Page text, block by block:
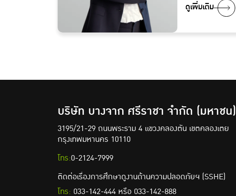
ดูเพิ่มเติม
บริษัท บางจาก ศรีราชา จำกัด (มหาชน)
3195/21-29 ถนนพระราม 4 แขวงคลองตัน เขตคลองเตย
กรุงเทพมหานคร 10110
โทร:0-2124-7999
ติดต่อเรื่องการศึกษาดูงานด้านความปลอดภัยฯ (SSHE)
โทร: 033-142-444 หรือ 033-142-888